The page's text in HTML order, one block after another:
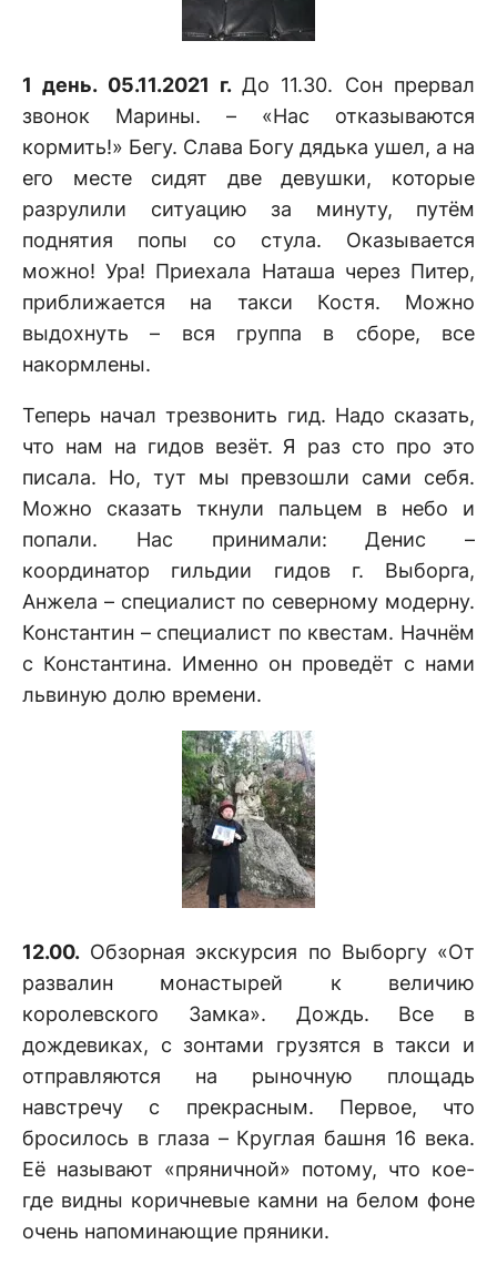
1 день. 05.11.2021 г. До 11.30. Сон прервал
звонок Марины. – «Нас отказываются
кормить!» Бегу. Слава Богу дядька ушел, а на
его месте сидят две девушки, которые
разрулили ситуацию за минуту, путём
поднятия попы со стула. Оказывается
можно! Ура! Приехала Наташа через Питер,
приближается на такси Костя. Можно
выдохнуть – вся группа в сборе, все
накормлены.
Теперь начал трезвонить гид. Надо сказать,
что нам на гидов везёт. Я раз сто про это
писала. Но, тут мы превзошли сами себя.
Можно сказать ткнули пальцем в небо и
попали. Нас принимали: Денис –
координатор гильдии гидов г. Выборга,
Анжела – специалист по северному модерну.
Константин – специалист по квестам. Начнём
с Константина. Именно он проведёт с нами
львиную долю времени.
12.00. Обзорная экскурсия по Выборгу «От
развалин монастырей к величию
королевского Замка». Дождь. Все в
дождевиках, с зонтами грузятся в такси и
отправляются на рыночную площадь
навстречу с прекрасным. Первое, что
бросилось в глаза – Круглая башня 16 века.
Её называют «пряничной» потому, что кое-
где видны коричневые камни на белом фоне
очень напоминающие пряники.